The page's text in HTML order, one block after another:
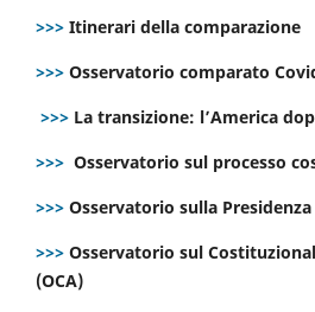
>>> Itinerari della comparazione
>>> Osservatorio comparato
>>> La transizione: l’America
>>> Osservatorio sul processo
>>> Osservatorio sulla
>>> Osservatorio sul
(OCA)